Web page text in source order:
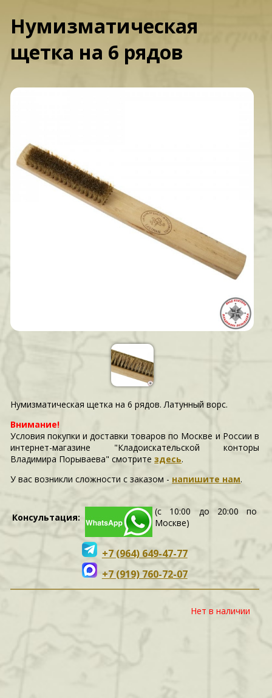
Нумизматическая
щетка на 6 рядов
Нумизматическая щетка на 6 рядов. Латунный ворс.
Внимание!
Условия покупки и доставки товаров по Москве и России в
интернет-магазине "Кладоискательской конторы
Владимира Порываева" смотритездесь.
У вас возникли сложности c заказом - напишите нам.
Консультация:
(с 10:00 до 20:00 по
Москве)
+7 (964) 649-47-77
+7 (919) 760-72-07
Нет в наличии